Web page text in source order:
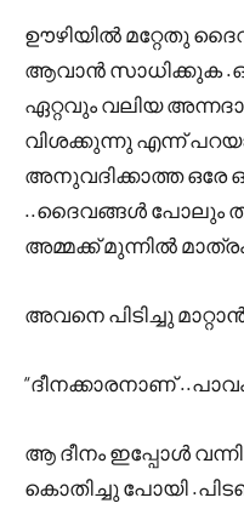
ഊഴിയിൽ മറ്റേതു
ആവാൻ സാധിക്കുക
ഏറ്റവും വലിയ
വിശക്കുന്നു എന്ന്
അനുവദിക്കാത്ത
..ദൈവങ്ങൾ പോലും
അമ്മക്ക് മുന്നിൽ
അവനെ പിടിച്ചു
“ദീനക്കാരനാണ്
ആ ദീനം ഇപ്പോൾ
കൊതിച്ചു പോയി